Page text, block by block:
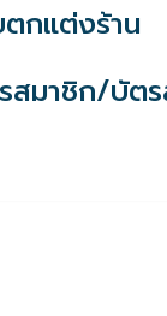
กแต่งร้าน
สมาชิก/บัต